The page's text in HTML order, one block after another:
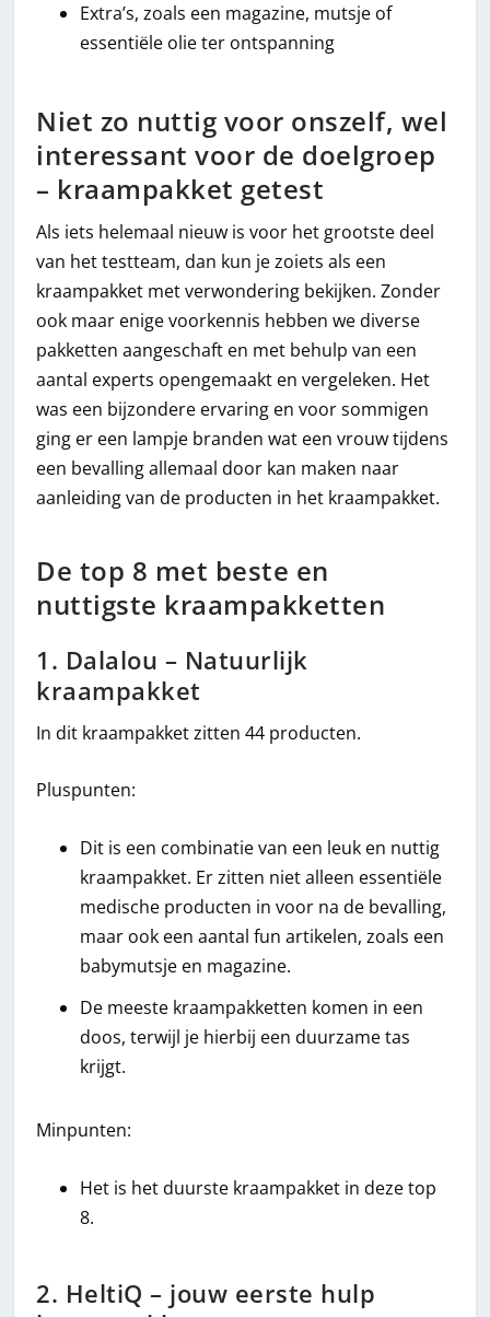
Extra’s, zoals een magazine, mutsje of
essentiële olie ter ontspanning
Niet zo nuttig voor onszelf, wel
interessant voor de doelgroep
– kraampakket getest
Als iets helemaal nieuw is voor het grootste deel
van het testteam, dan kun je zoiets als een
kraampakket met verwondering bekijken. Zonder
ook maar enige voorkennis hebben we diverse
pakketten aangeschaft en met behulp van een
aantal experts opengemaakt en vergeleken. Het
was een bijzondere ervaring en voor sommigen
ging er een lampje branden wat een vrouw tijdens
een bevalling allemaal door kan maken naar
aanleiding van de producten in het kraampakket.
De top 8 met beste en
nuttigste kraampakketten
1. Dalalou – Natuurlijk
kraampakket
In dit kraampakket zitten 44 producten.
Pluspunten:
Dit is een combinatie van een leuk en nuttig
kraampakket. Er zitten niet alleen essentiële
medische producten in voor na de bevalling,
maar ook een aantal fun artikelen, zoals een
babymutsje en magazine.
De meeste kraampakketten komen in een
doos, terwijl je hierbij een duurzame tas
krijgt.
Minpunten:
Het is het duurste kraampakket in deze top
8.
2. HeltiQ – jouw eerste hulp